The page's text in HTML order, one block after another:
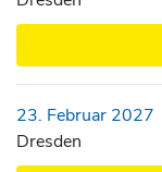
23. Februar 2027
Dresden